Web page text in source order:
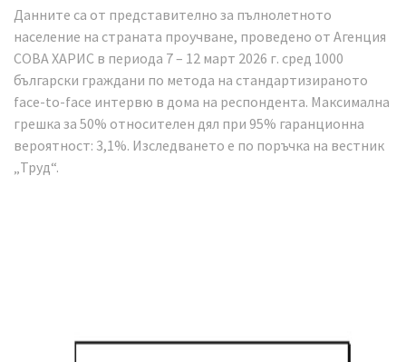
Данните са от представително за пълнолетното
население на страната проучване, проведено от Агенция
СОВА ХАРИС в периода 7 – 12 март 2026 г. сред 1000
български граждани по метода на стандартизираното
face-to-face интервю в дома на респондента. Максимална
грешка за 50% относителен дял при 95% гаранционна
вероятност: 3,1%. Изследването е по поръчка на вестник
„Труд“.